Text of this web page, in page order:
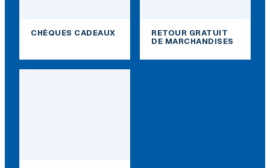
CHÈQUES CADEAUX
RETOUR GRATUIT
DE MARCHANDISES